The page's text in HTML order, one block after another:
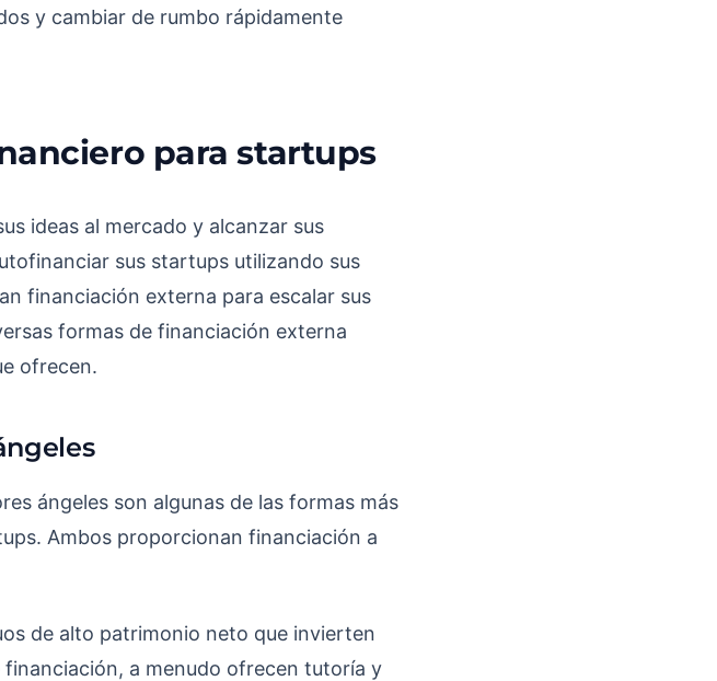
y cambiar de rumbo rápidamente
para startups
ideas al mercado y alcanzar sus
sus startups utilizando sus
financiación externa para escalar sus
formas de financiación externa
ofrecen.
ángeles son algunas de las formas más
Ambos proporcionan financiación a
de alto patrimonio neto que invierten
a menudo ofrecen tutoría y